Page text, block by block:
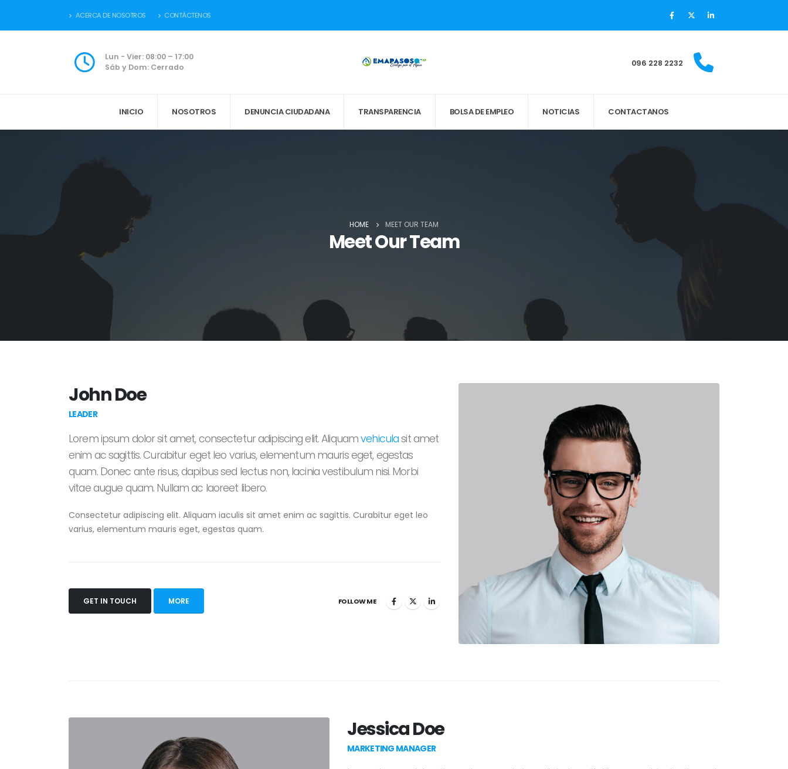
ACERCA DE NOSOTROS CONTÁCTENOS
Lun - Vier: 08:00 – 17:00
Sáb y Dom: Cerrado
096 228 2232
INICIO NOSOTROS DENUNCIA CIUDADANA TRANSPARENCIA BOLSA DE EMPLEO NOTICIAS CONTACTANOS
HOME MEET OUR TEAM
Meet Our Team
John Doe
LEADER
Lorem ipsum dolor sit amet, consectetur adipiscing elit. Aliquamvehiculasit amet
enim ac sagittis. Curabitur eget leo varius, elementum mauris eget, egestas
quam. Donec ante risus, dapibus sed lectus non, lacinia vestibulum nisi. Morbi
vitae augue quam. Nullam ac laoreet libero.
Consectetur adipiscing elit. Aliquam iaculis sit amet enim ac sagittis. Curabitur eget leo
varius, elementum mauris eget, egestas quam.
GET IN TOUCH MORE FOLLOW ME
Jessica Doe
MARKETING MANAGER